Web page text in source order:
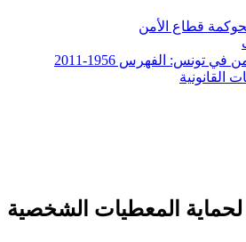
قطاع الأمن
تونس: الفهرس 1956-2011
القانونية
لحماية المعطيات الشخصية